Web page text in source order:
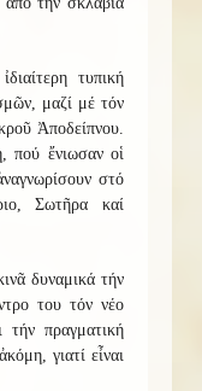
τυπική
μαζί μέ τόν
Ἀποδείπνου.
πού ἔνιωσαν οἱ
στό
Σωτῆρα καί
δυναμικά τήν
του τόν νέο
πραγματική
γιατί εἶναι